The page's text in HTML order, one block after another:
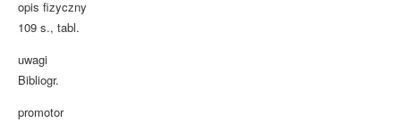
opis fizyczny
109 s., tabl.
uwagi
Bibliogr.
promotor